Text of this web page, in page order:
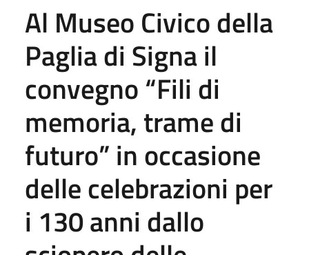
Al Museo Civico della
Paglia di Signa il
convegno “Fili di
memoria, trame di
futuro” in occasione
delle celebrazioni per
i 130 anni dallo